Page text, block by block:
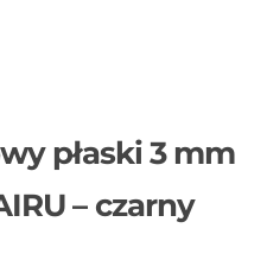
płaski 3 mm
– czarny